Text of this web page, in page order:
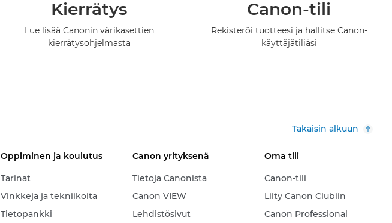
Kierrätys
Lue lisää Canonin värikasettien
kierrätysohjelmasta
Canon-tili
Rekisteröi tuotteesi ja hallitse Canon-
käyttäjätiliäsi
Takaisin alkuun
Oppiminen ja koulutus
Tarinat
Vinkkejä ja tekniikoita
Tietopankki
Canon yrityksenä
Tietoja Canonista
Canon VIEW
Lehdistösivut
Oma tili
Canon-tili
Liity Canon Clubiin
Canon Professional